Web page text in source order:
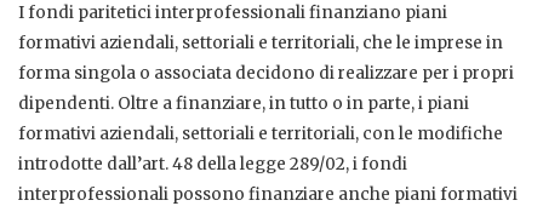
I fondi paritetici interprofessionali finanziano piani
formativi aziendali, settoriali e territoriali, che le imprese in
forma singola o associata decidono di realizzare per i propri
dipendenti. Oltre a finanziare, in tutto o in parte, i piani
formativi aziendali, settoriali e territoriali, con le modifiche
introdotte dall’art. 48 della legge 289/02, i fondi
interprofessionali possono finanziare anche piani formativi